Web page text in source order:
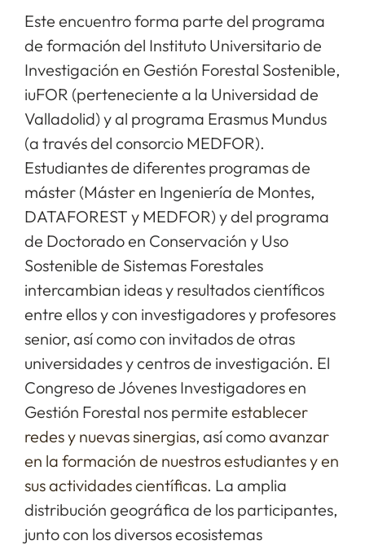
Este encuentro forma parte del programa
de formación del Instituto Universitario de
Investigación en Gestión Forestal Sostenible,
iuFOR (perteneciente a la Universidad de
Valladolid) y al programa Erasmus Mundus
(a través del consorcio MEDFOR).
Estudiantes de diferentes programas de
máster (Máster en Ingeniería de Montes,
DATAFOREST y MEDFOR) y del programa
de Doctorado en Conservación y Uso
Sostenible de Sistemas Forestales
intercambian ideas y resultados científicos
entre ellos y con investigadores y profesores
senior, así como con invitados de otras
universidades y centros de investigación. El
Congreso de Jóvenes Investigadores en
Gestión Forestal nos permite establecer
redes y nuevas sinergias, así comoavanzar
en la formación de nuestros estudiantesy en
sus actividades científicas. La amplia
distribución geográfica de los participantes,
junto con los diversos ecosistemas